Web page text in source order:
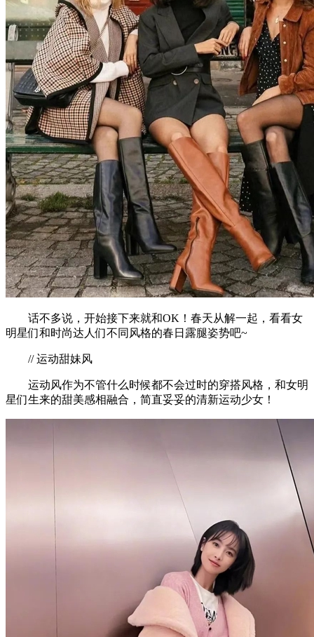
话不多说，开始接下来就和OK！春天从解一起，看看女
明星们和时尚达人们不同风格的春日露腿姿势吧~
// 运动甜妹风
运动风作为不管什么时候都不会过时的穿搭风格，和女明
星们生来的甜美感相融合，简直妥妥的清新运动少女！